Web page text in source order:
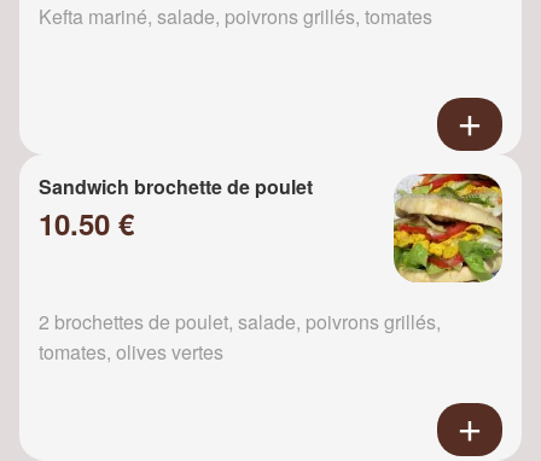
Kefta mariné, salade, poivrons grillés, tomates
Sandwich brochette de poulet
10.50 €
2 brochettes de poulet, salade, poivrons grillés,
tomates, olives vertes